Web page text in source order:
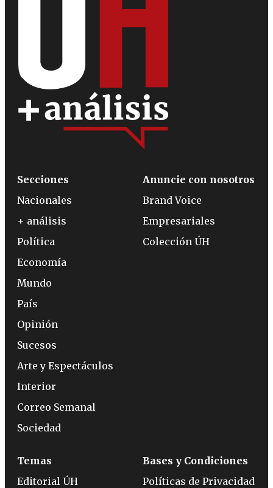
Secciones
Nacionales
+ análisis
Política
Economía
Mundo
País
Opinión
Sucesos
Arte y Espectáculos
Interior
Correo Semanal
Sociedad
Anuncie con nosotros
Brand Voice
Empresariales
Colección ÚH
Temas
Editorial ÚH
Bases y Condiciones
Políticas de Privacidad